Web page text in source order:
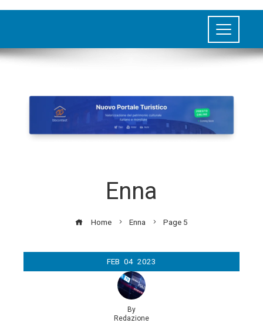
Enna
Home Enna Page 5
FEB 04 2023
By
Redazione